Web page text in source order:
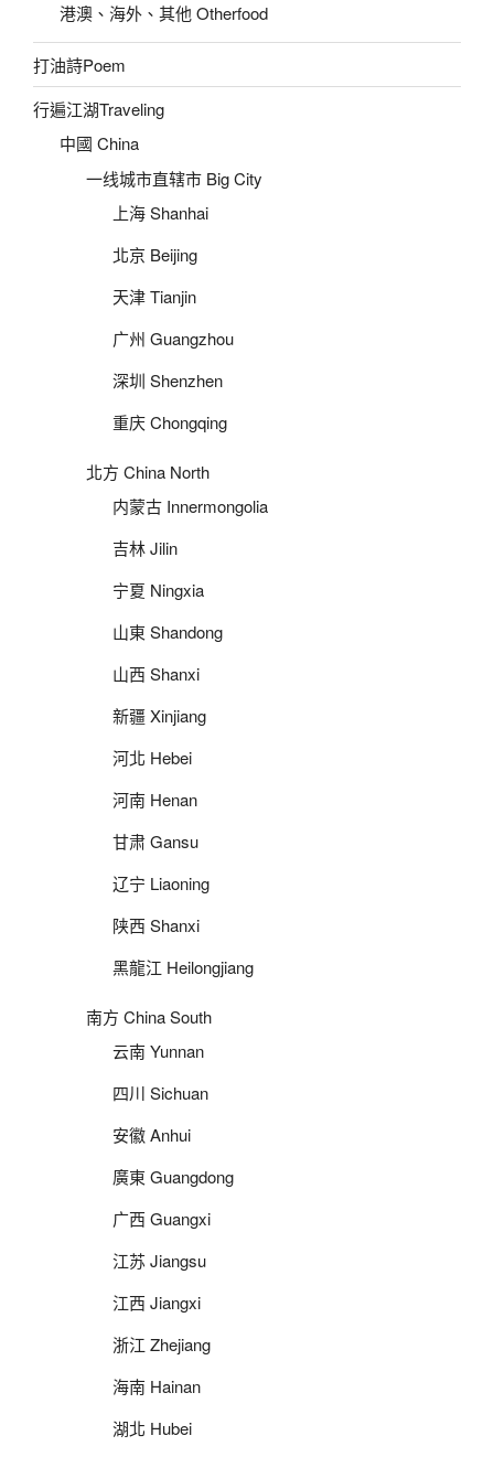
港澳、海外、其他 Otherfood
打油詩Poem
行遍江湖Traveling
中國 China
一线城市直辖市 Big City
上海 Shanhai
北京 Beijing
天津 Tianjin
广州 Guangzhou
深圳 Shenzhen
重庆 Chongqing
北方 China North
内蒙古 Innermongolia
吉林 Jilin
宁夏 Ningxia
山東 Shandong
山西 Shanxi
新疆 Xinjiang
河北 Hebei
河南 Henan
甘肃 Gansu
辽宁 Liaoning
陕西 Shanxi
黑龍江 Heilongjiang
南方 China South
云南 Yunnan
四川 Sichuan
安徽 Anhui
廣東 Guangdong
广西 Guangxi
江苏 Jiangsu
江西 Jiangxi
浙江 Zhejiang
海南 Hainan
湖北 Hubei